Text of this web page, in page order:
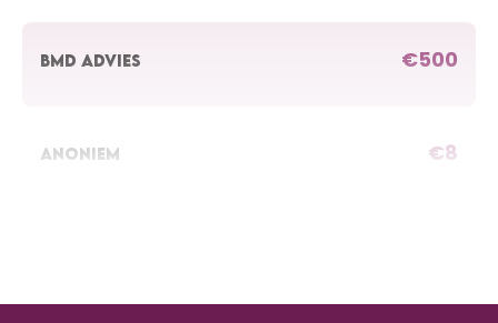
BMD ADVIES €500
ANONIEM €8